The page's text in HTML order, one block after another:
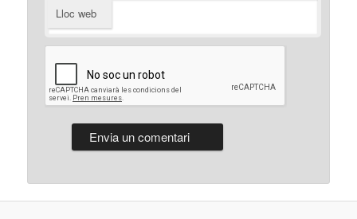
Lloc web